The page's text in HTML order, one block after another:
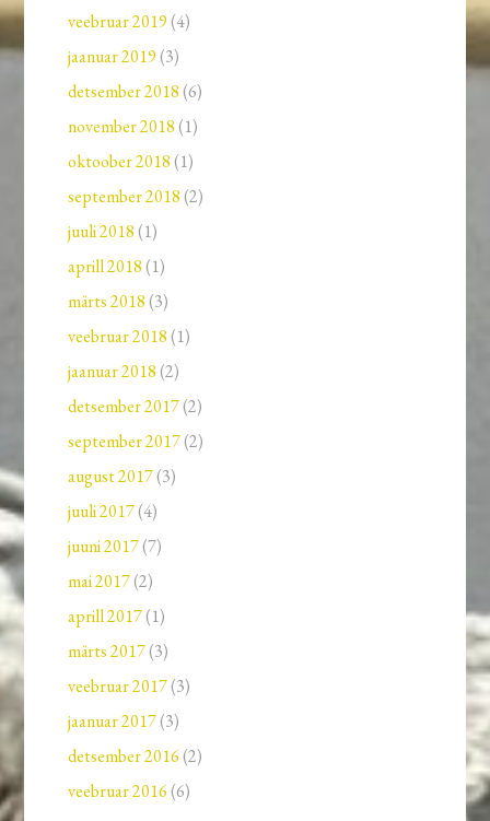
veebruar 2019 (4)
jaanuar 2019 (3)
detsember 2018 (6)
november 2018 (1)
oktoober 2018 (1)
september 2018 (2)
juuli 2018 (1)
aprill 2018 (1)
märts 2018 (3)
veebruar 2018 (1)
jaanuar 2018 (2)
detsember 2017(2)
september 2017(2)
august 2017(3)
juuli 2017(4)
juuni 2017(7)
mai 2017(2)
aprill 2017(1)
märts 2017(3)
veebruar 2017(3)
jaanuar 2017(3)
detsember 2016 (2)
veebruar 2016 (6)